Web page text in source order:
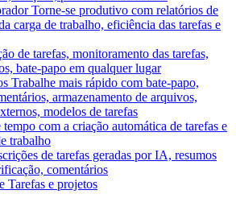
Torne-se produtivo com relatórios de
carga de trabalho, eficiência das tarefas e
de tarefas, monitoramento das tarefas,
bate-papo em qualquer lugar
Trabalhe mais rápido com bate-papo,
armazenamento de arquivos,
modelos de tarefas
com a criação automática de tarefas e
trabalho
de tarefas geradas por IA, resumos
comentários
Tarefas e projetos